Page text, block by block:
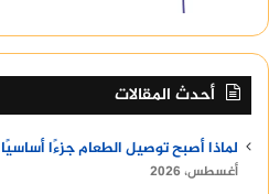
أحدث المقالات
لماذا أصبح توصيل الطعام جزءًا
أغسطس، 2026